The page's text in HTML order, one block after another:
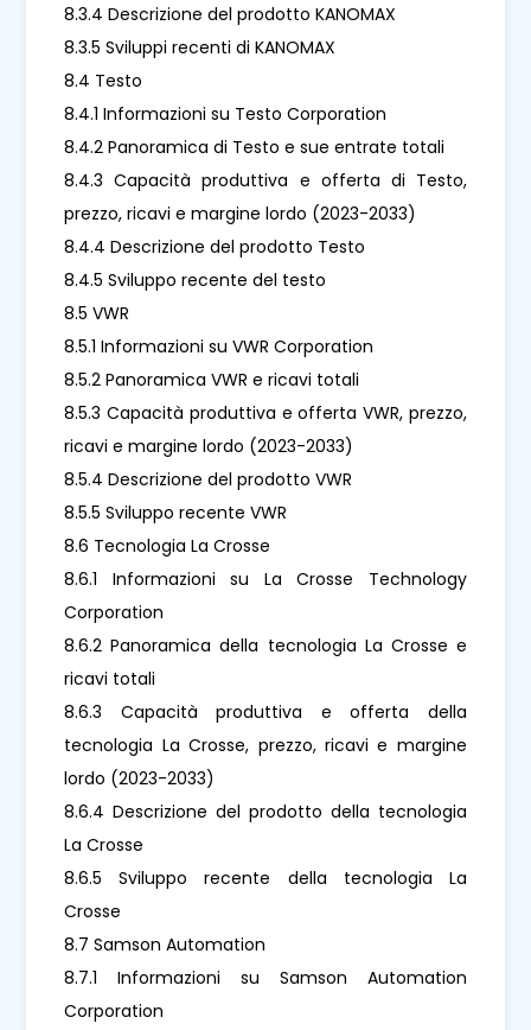
8.3.4 Descrizione del prodotto KANOMAX
8.3.5 Sviluppi recenti di KANOMAX
8.4 Testo
8.4.1 Informazioni su Testo Corporation
8.4.2 Panoramica di Testo e sue entrate totali
8.4.3 Capacità produttiva e offerta di Testo,
prezzo, ricavi e margine lordo (2023-2033)
8.4.4 Descrizione del prodotto Testo
8.4.5 Sviluppo recente del testo
8.5 VWR
8.5.1 Informazioni su VWR Corporation
8.5.2 Panoramica VWR e ricavi totali
8.5.3 Capacità produttiva e offerta VWR, prezzo,
ricavi e margine lordo (2023-2033)
8.5.4 Descrizione del prodotto VWR
8.5.5 Sviluppo recente VWR
8.6 Tecnologia La Crosse
8.6.1 Informazioni su La Crosse Technology
Corporation
8.6.2 Panoramica della tecnologia La Crosse e
ricavi totali
8.6.3 Capacità produttiva e offerta della
tecnologia La Crosse, prezzo, ricavi e margine
lordo (2023-2033)
8.6.4 Descrizione del prodotto della tecnologia
La Crosse
8.6.5 Sviluppo recente della tecnologia La
Crosse
8.7 Samson Automation
8.7.1 Informazioni su Samson Automation
Corporation